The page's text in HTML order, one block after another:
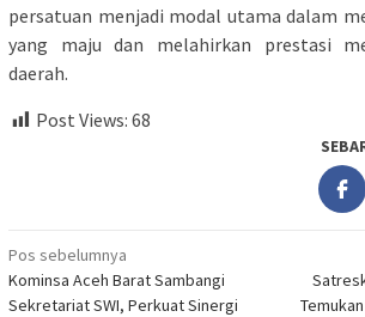
persatuan menjadi modal utama dalam
yang maju dan melahirkan prestasi
daerah.
Post Views: 68
Navigasi
pos
Pos sebelumnya
Kominsa Aceh Barat Sambangi
Sekretariat SWI, Perkuat Sinergi